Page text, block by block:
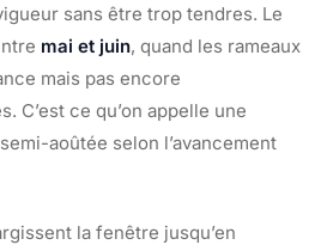
sans être trop tendres. Le
mai et juin, quand les rameaux
mais pas encore
C’est ce qu’on appelle une
aoûtée selon l’avancement
la fenêtre jusqu’en